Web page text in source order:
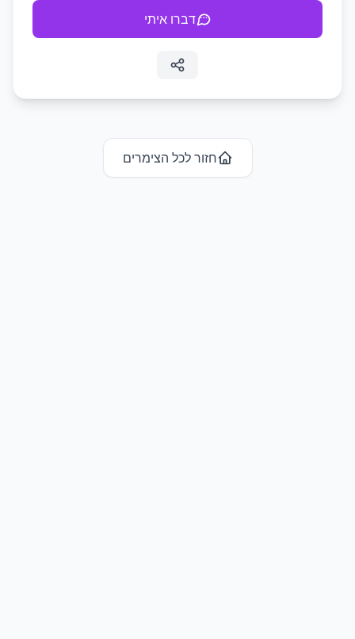
דברו איתי
חזור לכל הצימרים